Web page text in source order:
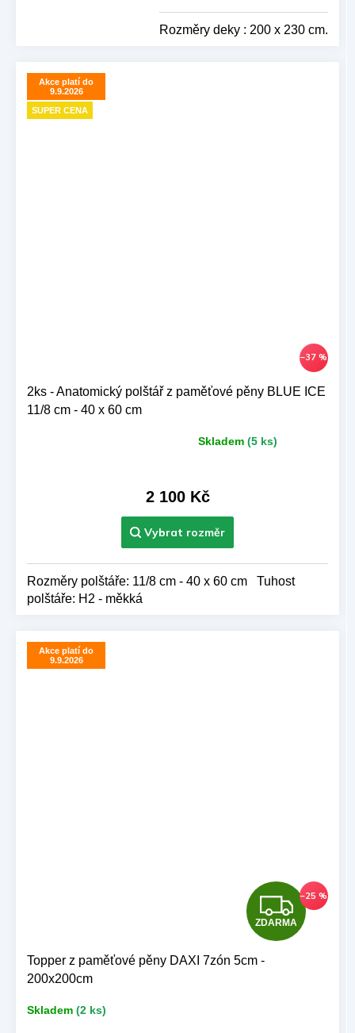
Rozměry deky : 200 x 230 cm.
Akce platí do
9.9.2026
SUPER CENA
–37 %
2ks - Anatomický polštář z paměťové pěny BLUE ICE
11/8 cm - 40 x 60 cm
Skladem (5 ks)
2 100 Kč
Rozměry polštáře: 11/8 cm - 40 x 60 cm Tuhost
polštáře: H2 - měkká
Akce platí do
9.9.2026
Z
D
ZDARMA
–25 %
Topper z paměťové pěny DAXI 7zón 5cm -
200x200cm
Skladem (2 ks)